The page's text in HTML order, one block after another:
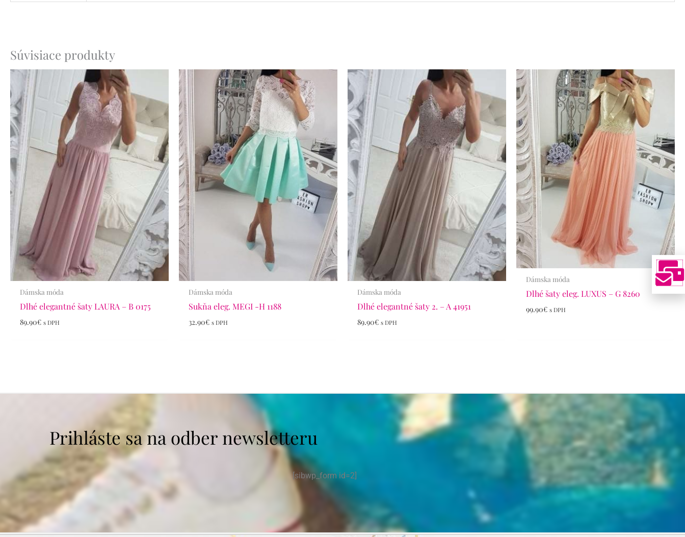
Súvisiace produkty
Dámska móda
Dlhé elegantné šaty LAURA – B 0175
89.90€ s DPH
Dámska móda
Sukňa eleg. MEGI -H 1188
32.90€ s DPH
Dámska móda
Dlhé elegantné šaty 2. – A 41951
89.90€ s DPH
Dámska móda
Dlhé šaty eleg. LUXUS – G 8260
99.90€ s DPH
Prihláste sa na odber newsletteru
[sibwp_form id=2]